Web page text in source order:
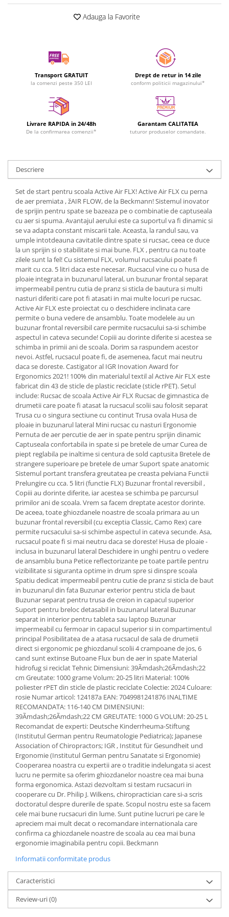
Adauga la Favorite
Transport GRATUIT
la comenzi peste 350 LEI
Drept de retur in 14 zile
conform politicii magazinului*
Livrare RAPIDA in 24/48h
De la confirmarea comenzii*
Garantam CALITATEA
tuturor produselor comandate.
Descriere
Set de start pentru scoala Active Air FLX! Active Air FLX cu perna
de aer premiata , žAIR FLOW, de la Beckmann! Sistemul inovator
de sprijin pentru spate se bazeaza pe o combinatie de captuseala
cu aer si spuma. Avantajul aerului este ca suportul va fi dinamic si
se va adapta constant miscarii tale. Aceasta, la randul sau, va
umple intotdeauna cavitatile dintre spate si rucsac, ceea ce duce
la un sprijin si o stabilitate si mai bune. FLX , pentru ca nu toate
zilele sunt la fel! Cu sistemul FLX, volumul rucsacului poate fi
marit cu cca. 5 litri daca este necesar. Rucsacul vine cu o husa de
ploaie integrata in buzunarul lateral, un buzunar frontal separat
impermeabil pentru cutia de pranz si sticla de bautura si multi
nasturi diferiti care pot fi atasati in mai multe locuri pe rucsac.
Active Air FLX este proiectat cu o deschidere inclinata care
permite o buna vedere de ansamblu. Toate modelele au un
buzunar frontal reversibil care permite rucsacului sa-si schimbe
aspectul in cateva secunde! Copiii au dorinte diferite si acestea se
schimba in primii ani de scoala. Dorim sa raspundem acestor
nevoi. Astfel, rucsacul poate fi, de asemenea, facut mai neutru
daca se doreste. Castigator al IGR Inovation Award for
Ergonomics 2021! 100% din materialul textil al Active Air FLX este
fabricat din 43 de sticle de plastic reciclate (sticle rPET). Setul
include: Rucsac de scoala Active Air FLX Rucsac de gimnastica de
drumetii care poate fi atasat la rucsacul scolii sau folosit separat
Trusa cu o singura sectiune cu continut Trusa ovala Husa de
ploaie in buzunarul lateral Mini rucsac cu nasturi Ergonomie
Pernuta de aer percutie de aer in spate pentru sprijin dinamic
Captuseala confortabila in spate si pe bretele de umar Curea de
piept reglabila pe inaltime si centura de sold captusita Bretele de
strangere superioare pe bretele de umar Suport spate anatomic
Sistemul portant transfera greutatea pe creasta pelviana Functii
Prelungire cu cca. 5 litri (functie FLX) Buzunar frontal reversibil ,
Copiii au dorinte diferite, iar acestea se schimba pe parcursul
primilor ani de scoala. Vrem sa facem dreptate acestor dorinte.
De aceea, toate ghiozdanele noastre de scoala primara au un
buzunar frontal reversibil (cu exceptia Classic, Camo Rex) care
permite rucsacului sa-si schimbe aspectul in cateva secunde. Asa,
rucsacul poate fi si mai neutru daca se doreste! Husa de ploaie -
inclusa in buzunarul lateral Deschidere in unghi pentru o vedere
de ansamblu buna Petice reflectorizante pe toate partile pentru
vizibilitate si siguranta optime in drum spre si dinspre scoala
Spatiu dedicat impermeabil pentru cutie de pranz si sticla de baut
in buzunarul din fata Buzunar exterior pentru sticla de baut
Buzunar separat pentru trusa de creion in capacul superior
Suport pentru breloc detasabil in buzunarul lateral Buzunar
separat in interior pentru tableta sau laptop Buzunar
impermeabil cu fermoar in capacul superior si in compartimentul
principal Posibilitatea de a atasa rucsacul de sala de drumetii
direct si ergonomic pe ghiozdanul scolii 4 crampoane de jos, 6
cand sunt extinse Butoane Flux bun de aer in spate Material
hidrofug si reciclat Tehnic Dimensiuni: 39Ãmdash;26Ãmdash;22
cm Greutate: 1000 grame Volum: 20-25 litri Material: 100%
poliester rPET din sticle de plastic reciclate Colectie: 2024 Culoare:
rosie Numar articol: 124187a EAN: 7049981241876 INALTIME
RECOMANDATA: 116-140 CM DIMENSIUNI:
39Ãmdash;26Ãmdash;22 CM GREUTATE: 1000 G VOLUM: 20-25 L
Recomandat de experti: Deutsche Kinderrheuma-Stiftung
(Institutul German pentru Reumatologie Pediatrica); Japanese
Association of Chiropractors; IGR , Institut für Gesundheit und
Ergonomie (Institutul German pentru Sanatate si Ergonomie)
Cooperarea noastra cu expertii are o traditie indelungata si acest
lucru ne permite sa oferim ghiozdanelor noastre cea mai buna
forma ergonomica. Astazi dezvoltam si testam rucsacuri in
cooperare cu Dr. Philip J. Wilkens, chiropractician care si-a scris
doctoratul despre durerile de spate. Scopul nostru este sa facem
cele mai bune rucsacuri din lume. Sunt putine lucruri pe care le
apreciem mai mult decat o recomandare internationala care
confirma ca ghiozdanele noastre de scoala au cea mai buna
ergonomie imaginabila pentru copii. Beckmann
Informatii conformitate produs
Caracteristici
Review-uri(0)